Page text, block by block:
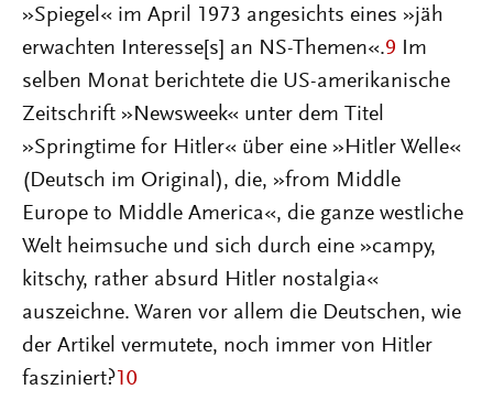
»Spiegel« im April 1973 angesichts eines »jäh
erwachten Interesse[s] an NS-Themen«.9 Im
selben Monat berichtete die US-amerikanische
Zeitschrift »Newsweek« unter dem Titel
»Springtime for Hitler« über eine »Hitler Welle«
(Deutsch im Original), die, »from Middle
Europe to Middle America«, die ganze westliche
Welt heimsuche und sich durch eine »campy,
kitschy, rather absurd Hitler nostalgia«
auszeichne. Waren vor allem die Deutschen, wie
der Artikel vermutete, noch immer von Hitler
fasziniert? 10